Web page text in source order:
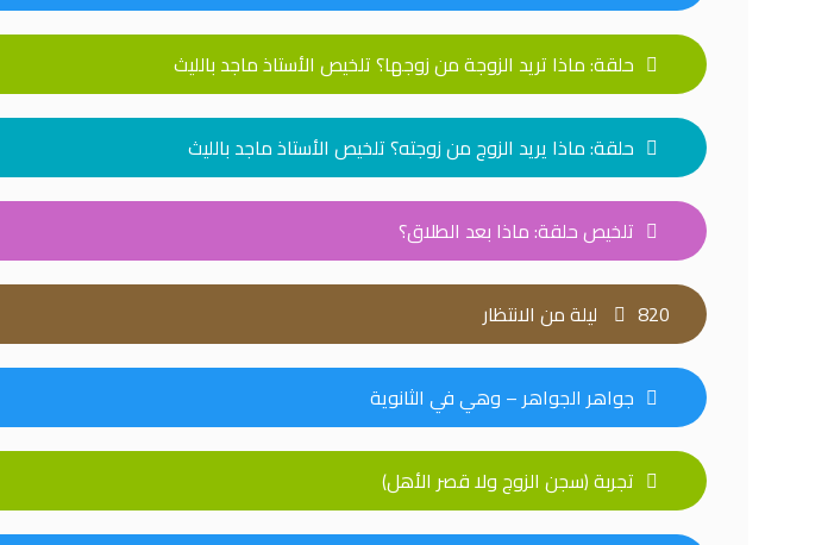
حلقة: ماذا تريد الزوجة من زوجها؟ تلخيص الأستاذ ماجد بالليث
حلقة: ماذا يريد الزوج من زوجته؟ تلخيص الأستاذ ماجد بالليث
تلخيص حلقة: ماذا بعد الطلاق؟
820 ليلة من الانتظار
جواهر الجواهر – وهي في الثانوية
تجربة (سجن الزوج ولا قصر الأهل)